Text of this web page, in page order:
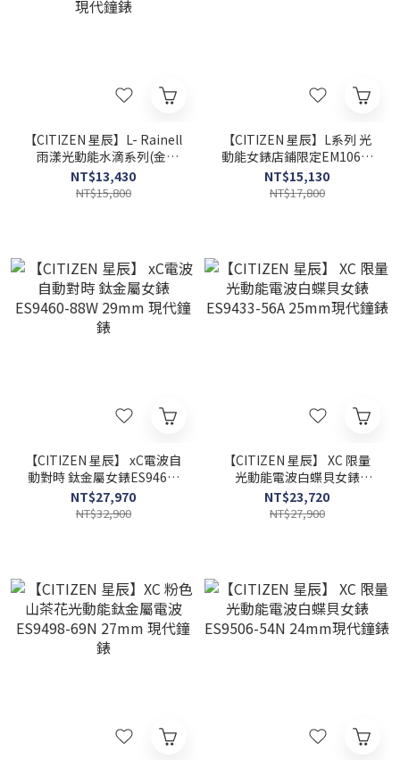
【CITIZEN 星辰】L- Rainell
雨漾光動能水滴系列(金)
EM1202-50P 26.2mm 現代
鐘錶
NT$13,430
NT$15,800
【CITIZEN 星辰】L系列 光
動能女錶店鋪限定EM1060-
87Y 29.5mm 現代鐘錶
NT$15,130
NT$17,800
【CITIZEN 星辰】 xC電波自
動對時 鈦金屬女錶ES9460-
88W 29mm 現代鐘錶
NT$27,970
NT$32,900
【CITIZEN 星辰】 XC 限量
光動能電波白蝶貝女錶
ES9433-56A 25mm現代鐘
錶
NT$23,720
NT$27,900